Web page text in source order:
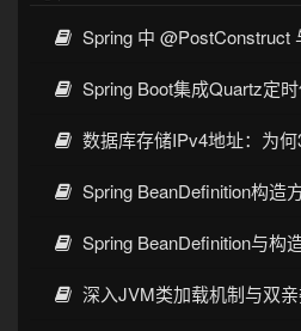
Spring 中 @PostConstruct 与
Spring Boot集成Quartz定时任务实战
数据库存储IPv4地址：为何32位整数优
Spring BeanDefinition构造
Spring BeanDefinition与构
深入JVM类加载机制与双